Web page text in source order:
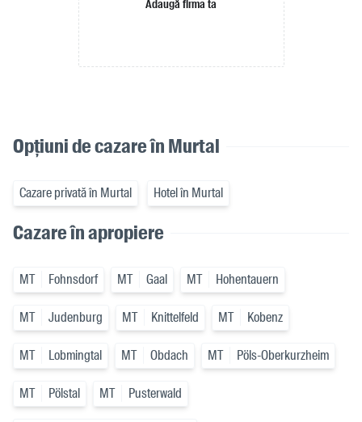
Adaugă firma ta
Opțiuni de cazare în Murtal
Cazare privată în Murtal Hotel în Murtal
Cazare în apropiere
MT Fohnsdorf MT Gaal MT Hohentauern
MT Judenburg MT Knittelfeld MT Kobenz
MT Lobmingtal MT Obdach MT Pöls-Oberkurzheim
MT Pölstal MT Pusterwald